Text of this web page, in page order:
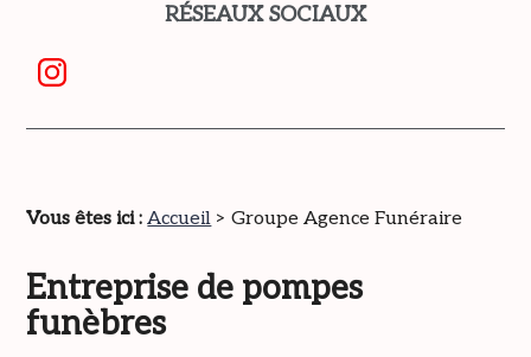
RÉSEAUX SOCIAUX
Vous êtes ici : Accueil > Groupe Agence Funéraire
Entreprise de pompes
funèbres